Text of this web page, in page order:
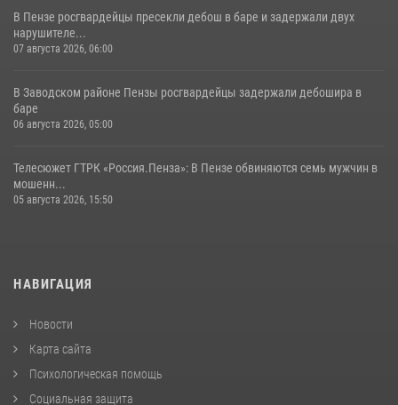
В Пензе росгвардейцы пресекли дебош в баре и задержали двух
нарушителе...
07 августа 2026, 06:00
В Заводском районе Пензы росгвардейцы задержали дебошира в
баре
06 августа 2026, 05:00
Телесюжет ГТРК «Россия.Пенза»: В Пензе обвиняются семь мужчин в
мошенн...
05 августа 2026, 15:50
НАВИГАЦИЯ
Новости
Карта сайта
Психологическая помощь
Социальная защита